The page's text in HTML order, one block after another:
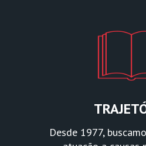
Desde 1977,